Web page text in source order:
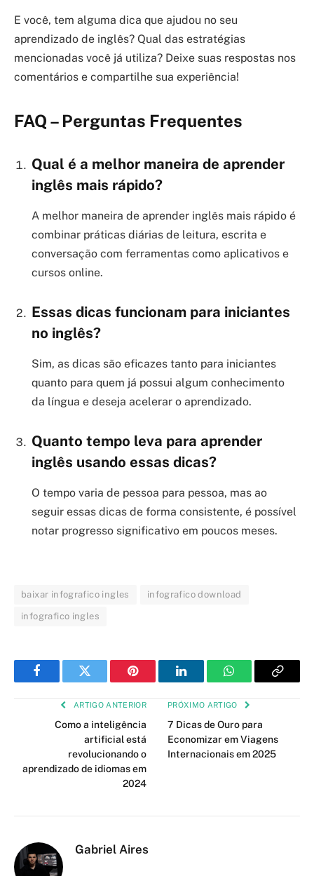
E você, tem alguma dica que ajudou no seu
aprendizado de inglês? Qual das estratégias
mencionadas você já utiliza? Deixe suas respostas nos
comentários e compartilhe sua experiência!
FAQ – Perguntas Frequentes
Qual é a melhor maneira de aprender
inglês mais rápido?
A melhor maneira de aprender inglês mais rápido é
combinar práticas diárias de leitura, escrita e
conversação com ferramentas como aplicativos e
cursos online.
Essas dicas funcionam para iniciantes
no inglês?
Sim, as dicas são eficazes tanto para iniciantes
quanto para quem já possui algum conhecimento
da língua e deseja acelerar o aprendizado.
Quanto tempo leva para aprender
inglês usando essas dicas?
O tempo varia de pessoa para pessoa, mas ao
seguir essas dicas de forma consistente, é possível
notar progresso significativo em poucos meses.
baixar infografico ingles infografico download
infografico ingles
FacebookTwitter Pinterest LinkedInWhatsAppCopy
ARTIGO ANTERIOR
Como a inteligência
artificial está
revolucionando o
aprendizado de idiomas em
2024
PRÓXIMO ARTIGO
7 Dicas de Ouro para
Economizar em Viagens
Internacionais em 2025
Gabriel Aires